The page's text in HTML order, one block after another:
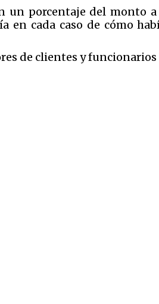
un porcentaje del monto
en cada caso de cómo
de clientes y funcionarios